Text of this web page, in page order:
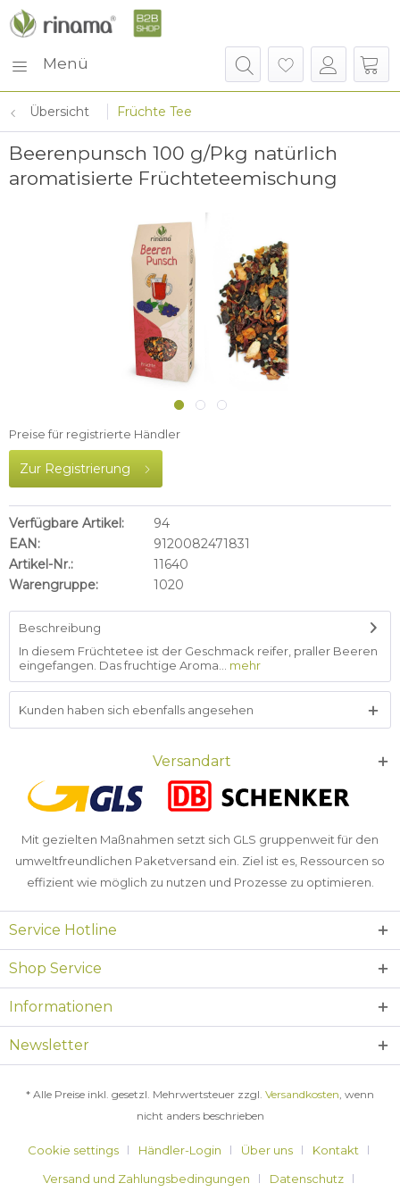
Menü
Übersicht Früchte Tee
Beerenpunsch 100 g/Pkg natürlich
aromatisierte Früchteteemischung
Preise für registrierte Händler
Zur Registrierung
Verfügbare Artikel:
94
EAN:
9120082471831
Artikel-Nr.:
11640
Warengruppe:
1020
Beschreibung
In diesem Früchtetee ist der Geschmack reifer, praller Beeren
eingefangen. Das fruchtige Aroma...
mehr
Kunden haben sich ebenfalls angesehen
Versandart
Mit gezielten Maßnahmen setzt sich GLS gruppenweit für den
umweltfreundlichen Paketversand ein. Ziel ist es, Ressourcen so
effizient wie möglich zu nutzen und Prozesse zu optimieren.
Service Hotline
Shop Service
Informationen
Newsletter
* Alle Preise inkl. gesetzl. Mehrwertsteuer zzgl. Versandkosten, wenn
nicht anders beschrieben
Cookie settings Händler-Login Über uns
Kontakt
Versand und Zahlungsbedingungen
Datenschutz